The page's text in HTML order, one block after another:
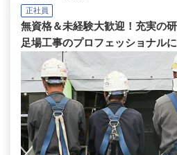
正社員
無資格＆未経験大歓迎！充実の
足場工事のプロフェッショナル